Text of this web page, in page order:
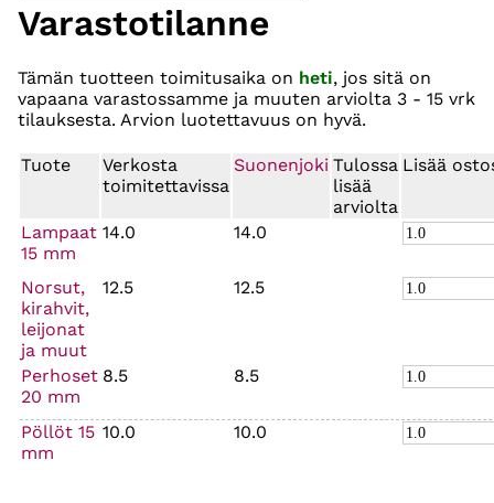
Varastotilanne
Tämän tuotteen toimitusaika on heti, jos sitä on
vapaana varastossamme ja muuten arviolta 3 - 15 vrk
tilauksesta. Arvion luotettavuus on hyvä.
Tuote
Verkosta
toimitettavissa
Suonenjoki Tulossa
lisää
arviolta
Lisää
Lampaat
15 mm
14.0 14.0
Norsut,
kirahvit,
leijonat
ja muut
12.5 12.5
Perhoset
20 mm
8.5 8.5
Pöllöt 15
mm
10.0 10.0